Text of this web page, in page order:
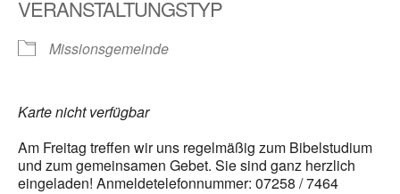
VERANSTALTUNGSTYP
Missionsgemeinde
Karte nicht verfügbar
Am Freitag treffen wir uns regelmäßig zum Bibelstudium
und zum gemeinsamen Gebet. Sie sind ganz herzlich
eingeladen! Anmeldetelefonnummer: 07258 / 7464